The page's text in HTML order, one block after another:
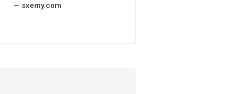
— sxemy.com